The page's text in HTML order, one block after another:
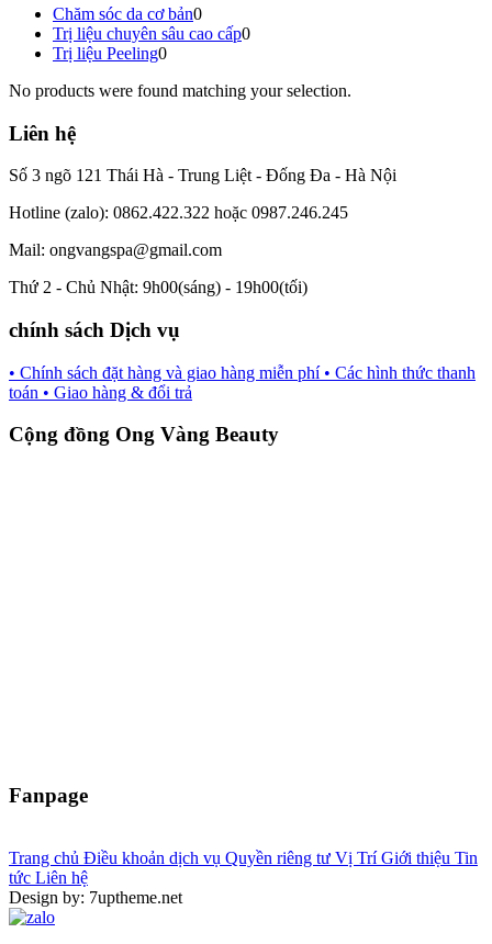
Chăm sóc da cơ bản0
Trị liệu chuyên sâu cao cấp0
Trị liệu Peeling0
No products were found matching your selection.
Liên hệ
Số 3 ngõ 121 Thái Hà - Trung Liệt - Đống Đa - Hà Nội
Hotline (zalo): 0862.422.322 hoặc 0987.246.245
Mail: ongvangspa@gmail.com
Thứ 2 - Chủ Nhật: 9h00(sáng) - 19h00(tối)
chính sách Dịch vụ
• Chính sách đặt hàng và giao hàng miễn phí • Các hình thức thanh
toán • Giao hàng & đổi trả
Cộng đồng Ong Vàng Beauty
Fanpage
Trang chủ Điều khoản dịch vụ Quyền riêng tư Vị Trí Giới thiệu Tin
tức Liên hệ
Design by: 7uptheme.net